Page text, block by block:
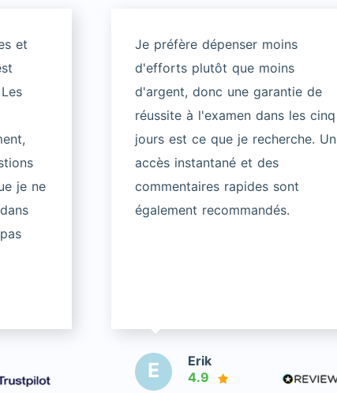
et
je ne
Je préfère dépenser moins
d'efforts plutôt que moins
d'argent, donc une garantie de
réussite à l'examen dans les cinq
jours est ce que je recherche. Un
accès instantané et des
commentaires rapides sont
également recommandés.
E
Erik
4.9